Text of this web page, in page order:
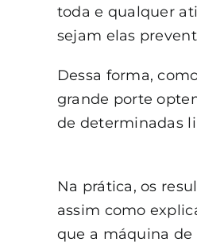
toda e qualquer
sejam elas
Dessa forma,
grande porte
de determinadas
Na prática, os
assim como
que a máquina de